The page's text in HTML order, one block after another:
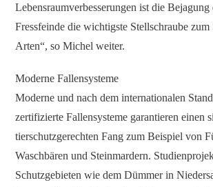
Lebensraumverbesserungen ist die
Fressfeinde die wichtigste Stellschraube
Arten“, so Michel weiter.
Moderne Fallensysteme
Moderne und nach dem internationalen
zertifizierte Fallensysteme garantieren einen
tierschutzgerechten Fang zum Beispiel von
Waschbären und Steinmardern.
Schutzgebieten wie dem Dümmer in